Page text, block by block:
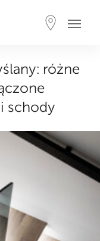
różne
schody